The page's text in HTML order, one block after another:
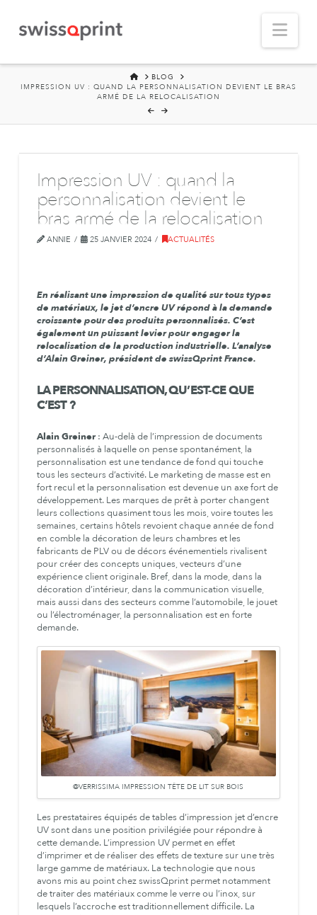
HOMEBLOG
IMPRESSION UV : QUAND LA PERSONNALISATION DEVIENT LE BRAS
ARMÉ DE LA RELOCALISATION
Impression UV : quand la
personnalisation devient le
bras armé de la relocalisation
ANNIE 25 JANVIER 2024 ACTUALITÉS
En réalisant une impression de qualité sur tous types
de matériaux, le jet d’encre UV répond à la demande
croissante pour des produits personnalisés. C’est
également un puissant levier pour engager la
relocalisation de la production industrielle. L’analyse
d’Alain Greiner, président de swissQprint France.
LA PERSONNALISATION, QU’EST-CE QUE
C’EST ?
Alain Greiner: Au-delà de l’impression de documents
personnalisés à laquelle on pense spontanément, la
personnalisation est une tendance de fond qui touche
tous les secteurs d’activité. Le marketing de masse est en
fort recul et la personnalisation est devenue un axe fort de
développement. Les marques de prêt à porter changent
leurs collections quasiment tous les mois, voire toutes les
semaines, certains hôtels revoient chaque année de fond
en comble la décoration de leurs chambres et les
fabricants de PLV ou de décors événementiels rivalisent
pour créer des concepts uniques, vecteurs d’une
expérience client originale. Bref, dans la mode, dans la
décoration d’intérieur, dans la communication visuelle,
mais aussi dans des secteurs comme l’automobile, le jouet
ou l’électroménager, la personnalisation est en forte
demande.
@VERRISSIMA IMPRESSION TÊTE DE LIT SUR BOIS
Les prestataires équipés de tables d’impression jet d’encre
UV sont dans une position privilégiée pour répondre à
cette demande. L’impression UV permet en effet
d’imprimer et de réaliser des effets de texture sur une très
large gamme de matériaux. La technologie que nous
avons mis au point chez swissQprint permet notamment
de traiter des matériaux comme le verre ou l’inox, sur
lesquels l’accroche est traditionnellement difficile. La